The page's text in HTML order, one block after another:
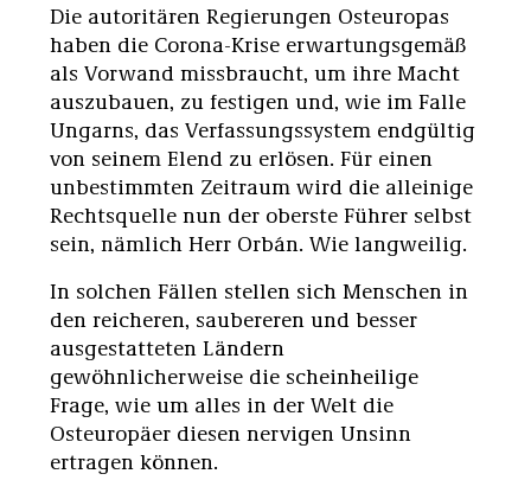
Die autoritären Regierungen Osteuropas
haben die Corona-Krise erwartungsgemäß
als Vorwand missbraucht, um ihre Macht
auszubauen, zu festigen und, wie im Falle
Ungarns, das Verfassungssystem endgültig
von seinem Elend zu erlösen. Für einen
unbestimmten Zeitraum wird die alleinige
Rechtsquelle nun der oberste Führer selbst
sein, nämlich Herr Orbán. Wie langweilig.
In solchen Fällen stellen sich Menschen in
den reicheren, saubereren und besser
ausgestatteten Ländern
gewöhnlicherweise die scheinheilige
Frage, wie um alles in der Welt die
Osteuropäer diesen nervigen Unsinn
ertragen können.